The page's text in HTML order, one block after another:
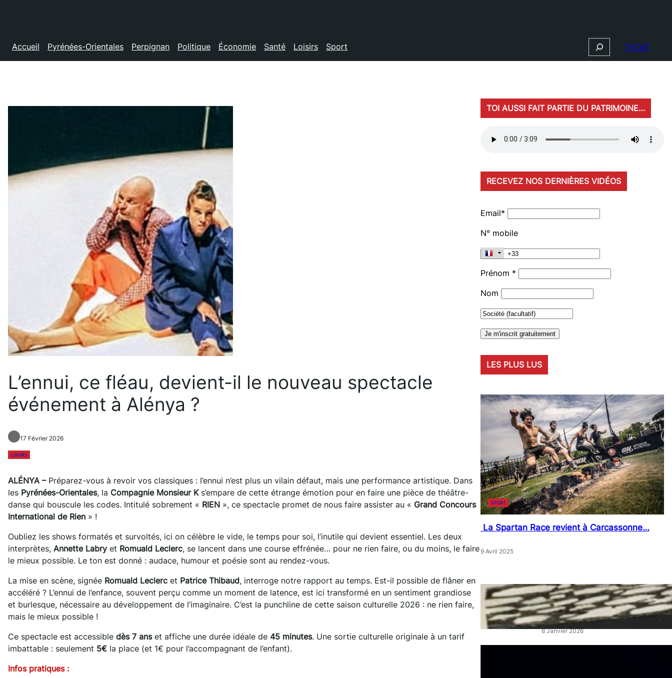
Accueil Pyrénées-Orientales Perpignan Politique Économie Santé Loisirs Sport Search TVCAT
L’ennui, ce fléau, devient-il le nouveau spectacle
événement à Alénya ?
17 Février 2026
LOISIRS
ALÉNYA –Préparez-vous à revoir vos classiques : l’ennui n’est plus un vilain défaut, mais une performance artistique. Dans
les Pyrénées-Orientales, la Compagnie Monsieur Ks’empare de cette étrange émotion pour en faire une pièce de théâtre-
danse qui bouscule les codes. Intitulé sobrement « RIEN », ce spectacle promet de nous faire assister au « Grand Concours
International de Rien » !
Oubliez les shows formatés et survoltés, ici on célèbre le vide, le temps pour soi, l’inutile qui devient essentiel. Les deux
interprètes, Annette Labry et Romuald Leclerc, se lancent dans une course effrénée… pour ne rien faire, ou du moins, le faire
le mieux possible. Le ton est donné : audace, humour et poésie sont au rendez-vous.
La mise en scène, signée Romuald Leclerc et Patrice Thibaud, interroge notre rapport au temps. Est-il possible de flâner en
accéléré ? L’ennui de l’enfance, souvent perçu comme un moment de latence, est ici transformé en un sentiment grandiose
et burlesque, nécessaire au développement de l’imaginaire. C’est la punchline de cette saison culturelle 2026 : ne rien faire,
mais le mieux possible !
Ce spectacle est accessible dès 7 anset affiche une durée idéale de 45 minutes. Une sortie culturelle originale à un tarif
imbattable : seulement 5€ la place (et 1€ pour l’accompagnant de l’enfant).
Infos pratiques :
TOI AUSSI FAIT PARTIE DU PATRIMOINE…
RECEVEZ NOS DERNIÈRES VIDÉOS
Email*
N° mobile
Prénom *
Nom
LES PLUS LUS
SPORT
La Spartan Race revient à Carcassonne…
9 Avril 2025
« Artistes en Vitrine »: L’éclat
qui réveille les cœurs de ville
8 Janvier 2026